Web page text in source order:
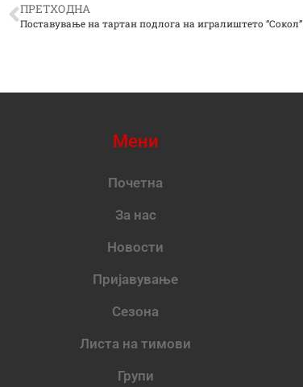
ПРЕТХОДНА
Поставување на тартан подлога на игралиштето “Сокол”
Мени
Почетна
За нас
Новости
Пријавување
Сезона
Листа на тимови
Групи